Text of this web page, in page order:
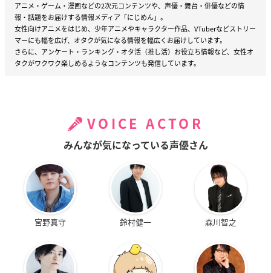
アニメ・ゲーム・漫画などの2次元コンテンツや、声優・舞台・俳優などの情
報・話題をお届けする情報メディア「にじめん」。
女性向けアニメをはじめ、少年アニメやキャラクター作品、VTuberなどストリー
マーにも幅を広げ、オタクが気になる情報を幅広くお届けしています。
さらに、アンケート・ランキング・オタ活（推し活）お役立ち情報など、女性オ
タクがワクワク楽しめるようなコンテンツも発信しています。
VOICE ACTOR
みんなが気になっている声優さん
宮野真守 鈴村健一 森川智之